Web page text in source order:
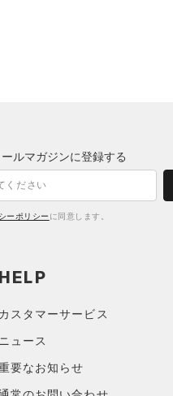
ールマガジンに登録する
ーポリシー に同意します。
HELP
カスタマーサービス
ニュース
要なお知らせ